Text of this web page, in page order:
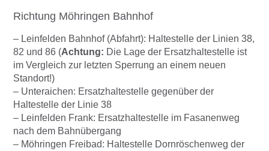
Richtung Möhringen Bahnhof
– Leinfelden Bahnhof (Abfahrt): Haltestelle der Linien 38,
82 und 86 (Achtung: Die Lage der Ersatzhaltestelle ist
im Vergleich zur letzten Sperrung an einem neuen
Standort!)
– Unteraichen: Ersatzhaltestelle gegenüber der
Haltestelle der Linie 38
– Leinfelden Frank: Ersatzhaltestelle im Fasanenweg
nach dem Bahnübergang
– Möhringen Freibad: Haltestelle Dornröschenweg der